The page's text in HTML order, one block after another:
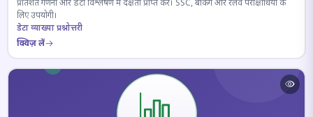
प्रतिशत गणना और डेटा विश्लेषण में दक्षता प्राप्त करें। SSC, बैंकिंग और रेलवे परीक्षार्थियों के
लिए उपयोगी।
डेटा व्याख्या प्रश्नोत्तरी
क्विज़ लें